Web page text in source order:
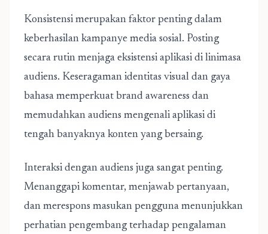
Konsistensi merupakan faktor penting dalam
keberhasilan kampanye media sosial. Posting
secara rutin menjaga eksistensi aplikasi di linimasa
audiens. Keseragaman identitas visual dan gaya
bahasa memperkuat brand awareness dan
memudahkan audiens mengenali aplikasi di
tengah banyaknya konten yang bersaing.
Interaksi dengan audiens juga sangat penting.
Menanggapi komentar, menjawab pertanyaan,
dan merespons masukan pengguna menunjukkan
perhatian pengembang terhadap pengalaman